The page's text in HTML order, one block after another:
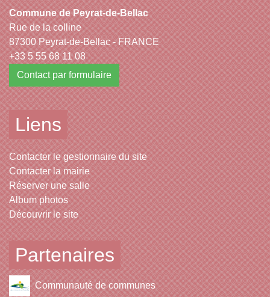
Commune de Peyrat-de-Bellac
Rue de la colline
87300 Peyrat-de-Bellac - FRANCE
+33 5 55 68 11 08
Contact par formulaire
Liens
Contacter le gestionnaire du site
Contacter la mairie
Réserver une salle
Album photos
Découvrir le site
Partenaires
Communauté de communes